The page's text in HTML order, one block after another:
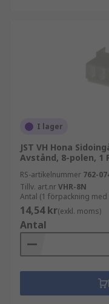
I lager
JST VH Hona
Avstånd, 8-polen, 1
RS-artikelnummer 762-
Tillv. art.nrVHR-8N
Antal (1 förpackning med
14,54 kr(exkl. moms)
Antal